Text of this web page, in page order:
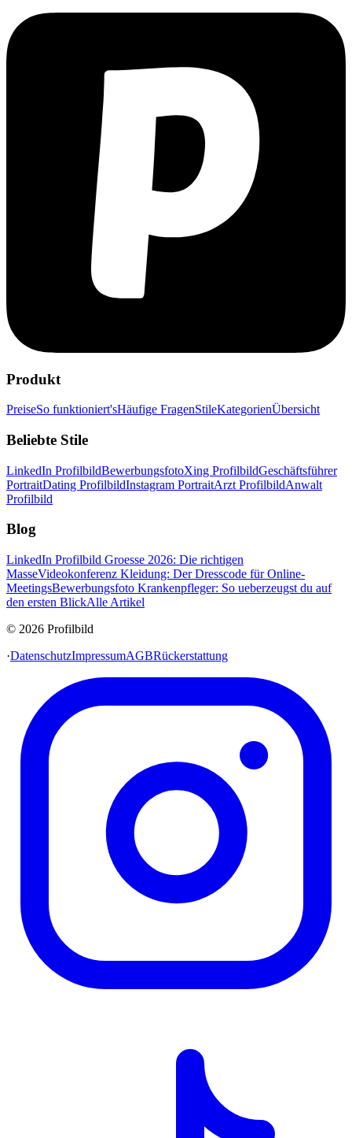
Produkt
PreiseSo funktioniert'sHäufige FragenStileKategorienÜbersicht
Beliebte Stile
LinkedIn ProfilbildBewerbungsfotoXing ProfilbildGeschäftsführer
PortraitDating ProfilbildInstagram PortraitArzt ProfilbildAnwalt
Profilbild
Blog
LinkedIn Profilbild Groesse 2026: Die richtigen
MasseVideokonferenz Kleidung: Der Dresscode für Online-
MeetingsBewerbungsfoto Krankenpfleger: So ueberzeugst du auf
den ersten BlickAlle Artikel
© 2026 Profilbild
·DatenschutzImpressumAGBRückerstattung